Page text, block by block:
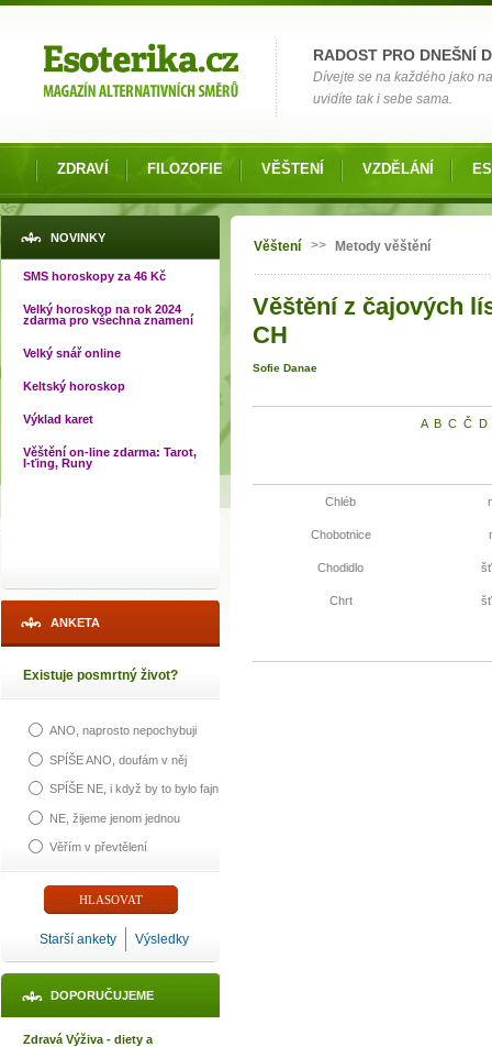
RADOST PRO DNEŠNÍ
Dívejte se na každého jako
uvidíte tak i sebe sama.
ZDRAVÍ FILOZOFIE VĚŠTENÍ VZDĚLÁNÍ
NOVINKY
SMS horoskopy za 46 Kč
Velký horoskop na rok 2024
zdarma pro všechna znamení
Velký snář online
Keltský horoskop
Výklad karet
Věštění on-line zdarma: Tarot,
I-ťing, Runy
ANKETA
Existuje posmrtný život?
ANO, naprosto nepochybuji
SPÍŠE ANO, doufám v něj
SPÍŠE NE, i když by to bylo fajn
NE, žijeme jenom jednou
Věřím v převtělení
Starší ankety Výsledky
DOPORUČUJEME
Zdravá Výživa - diety a
Jste zde
Věštení >> Metody věštění
Věštění z čajových
CH
Sofie Danae
A B C Č D
Chléb
Chobotnice
Chodidlo
Chrt